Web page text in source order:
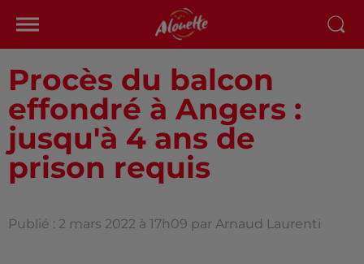
Procès du balcon
effondré à Angers :
jusqu'à 4 ans de
prison requis
Publié : 2 mars 2022 à 17h09 par Arnaud Laurenti